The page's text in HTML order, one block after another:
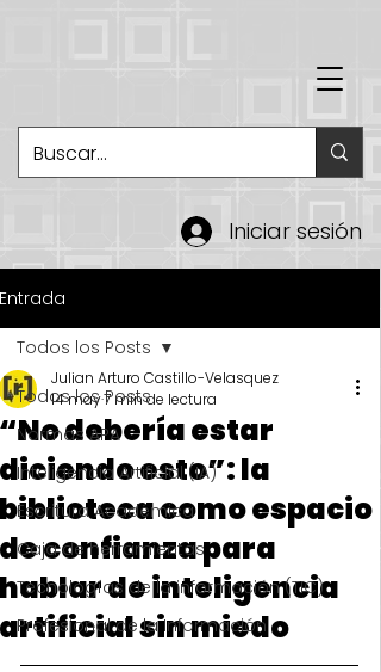
Iniciar sesión
Entrada
Todos los Posts
Normas APA
Inteligencia Artificial (IA)
Escritura Académica
Caja de herramientas
Tecnologías de la información (TIC)
Profesional de la Información
Todos los Posts
“No debería estar
diciendo esto”: la
biblioteca como espacio
de confianza para
hablar de inteligencia
artificial sin miedo
Julian Arturo Castillo-Velasquez
14 may7 min de lectura